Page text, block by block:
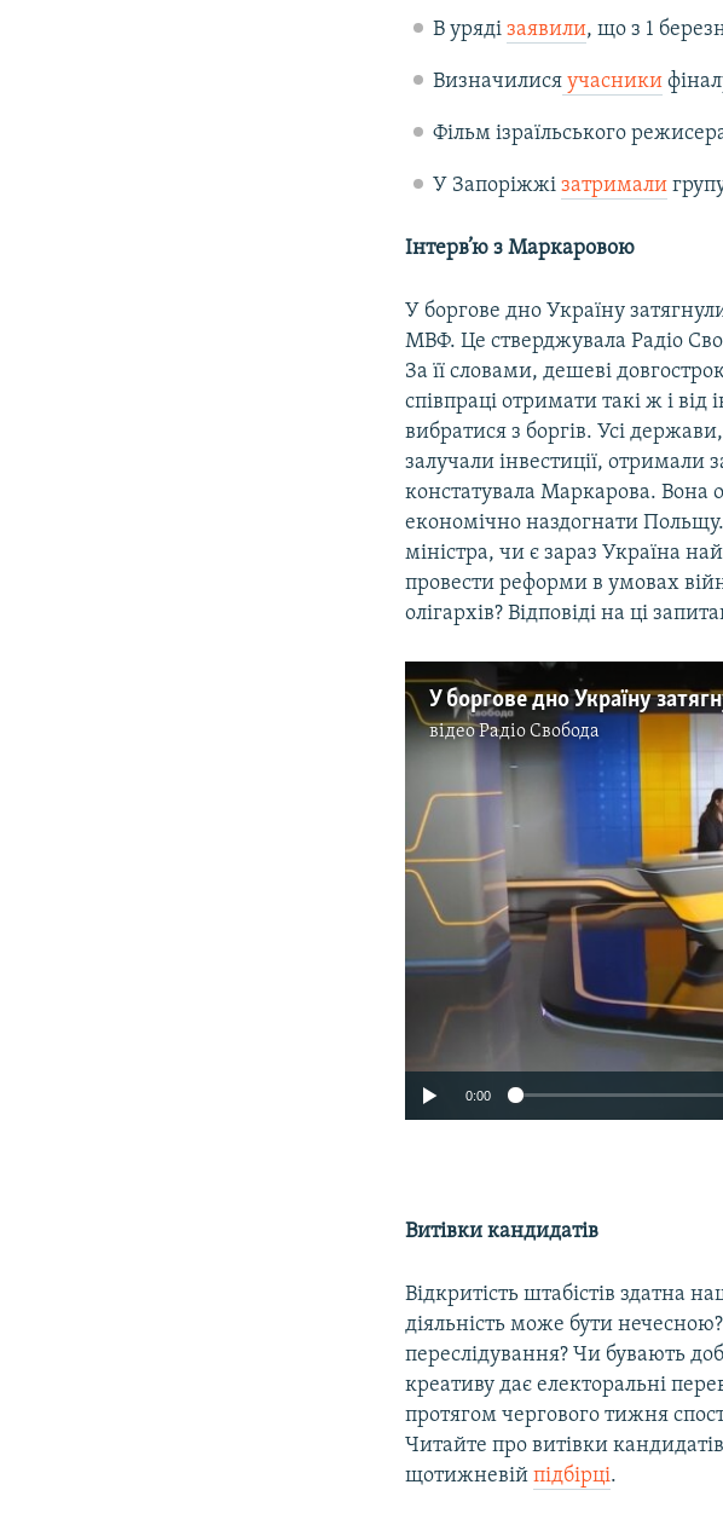
В уряді заявили, що з 1
Визначилисяучасники
Фільм ізраїльського
У Запоріжжі затримали
Інтерв’ю з Маркаровою
У боргове дно Україну
МВФ. Це стверджувала Радіо
За її словами, дешеві
співпраці отримати такі ж і
вибратися з боргів. Усі
залучали інвестиції,
констатувала Маркарова. Вона
економічно наздогнати
міністра, чи є зараз Україна
провести реформи в умовах
олігархів? Відповіді на ці
відеоРадіо Свобода
No
0:00
Витівки кандидатів
Відкритість штабістів здатна
діяльність може бути
переслідування? Чи бувають
креативу дає електоральні
протягом чергового тижня
Читайте про витівки
щотижневійпідбірці.